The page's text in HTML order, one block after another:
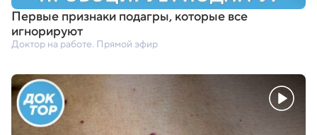
Первые признаки подагры,которые все
игнорируют
Доктор на работе. Прямой эфир